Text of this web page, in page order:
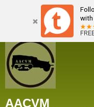
with
AACVM